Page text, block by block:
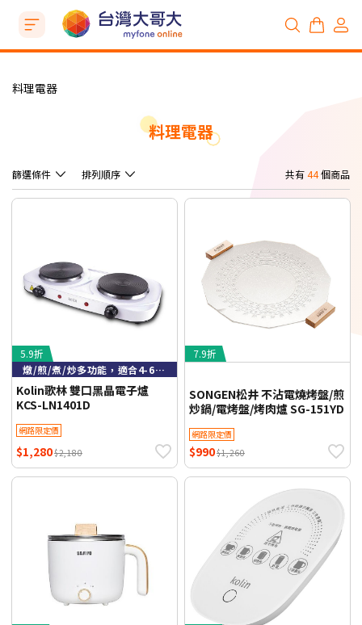
料理電器
料理電器
篩選條件 排列順序 共有44個商品
5.9折
燉/煎/煮/炒多功能，適合4-6人聚餐同樂
Kolin歌林 雙口黑晶電子爐
KCS-LN1401D
網路限定價
$1,280$2,180
7.9折
SONGEN松井 不沾電燒烤盤/煎
炒鍋/電烤盤/烤肉爐 SG-151YD
網路限定價
$990$1,260